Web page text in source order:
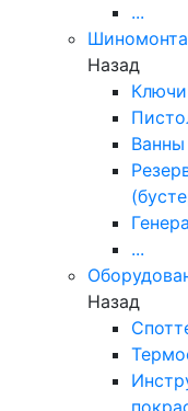
...
Назад
...
Назад